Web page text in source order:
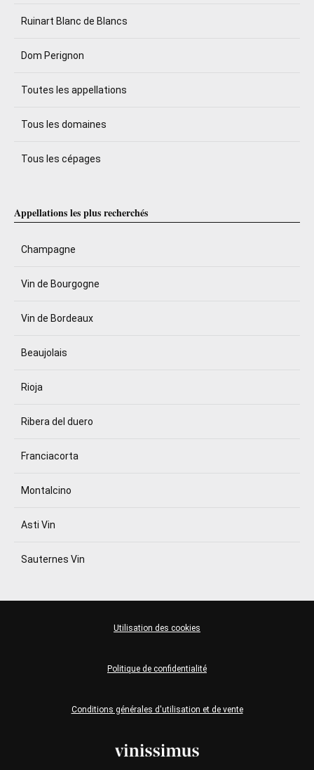
Ruinart Blanc de Blancs
Dom Perignon
Toutes les appellations
Tous les domaines
Tous les cépages
Appellations les plus recherchés
Champagne
Vin de Bourgogne
Vin de Bordeaux
Beaujolais
Rioja
Ribera del duero
Franciacorta
Montalcino
Asti Vin
Sauternes Vin
Conditions générales d'utilisation et de vente
Politique de confidentialité
Utilisation des cookies